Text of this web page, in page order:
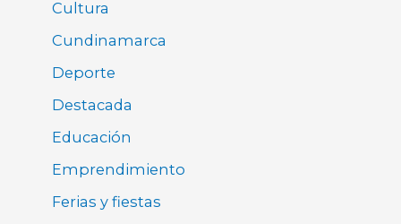
Cultura
Cundinamarca
Deporte
Destacada
Educación
Emprendimiento
Ferias y fiestas